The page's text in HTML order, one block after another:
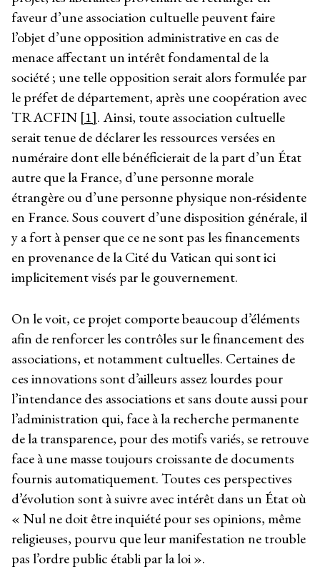
faveur d’une association cultuelle peuvent faire
l’objet d’une opposition administrative en cas de
menace affectant un intérêt fondamental de la
société ; une telle opposition serait alors formulée par
le préfet de département, après une coopération avec
TRACFIN [1]. Ainsi, toute association cultuelle
serait tenue de déclarer les ressources versées en
numéraire dont elle bénéficierait de la part d’un État
autre que la France, d’une personne morale
étrangère ou d’une personne physique non-résidente
en France. Sous couvert d’une disposition générale, il
y a fort à penser que ce ne sont pas les financements
en provenance de la Cité du Vatican qui sont ici
implicitement visés par le gouvernement.
On le voit, ce projet comporte beaucoup d’éléments
afin de renforcer les contrôles sur le financement des
associations, et notamment cultuelles. Certaines de
ces innovations sont d’ailleurs assez lourdes pour
l’intendance des associations et sans doute aussi pour
l’administration qui, face à la recherche permanente
de la transparence, pour des motifs variés, se retrouve
face à une masse toujours croissante de documents
fournis automatiquement. Toutes ces perspectives
d’évolution sont à suivre avec intérêt dans un État où
« Nul ne doit être inquiété pour ses opinions, même
religieuses, pourvu que leur manifestation ne trouble
pas l’ordre public établi par la loi ».